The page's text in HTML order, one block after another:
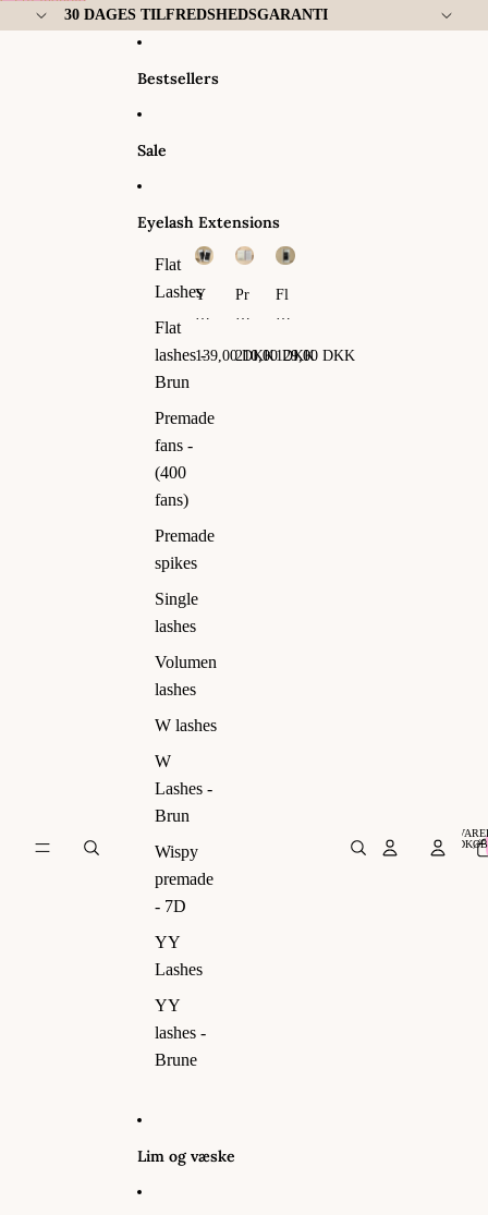
30 DAGES TILFREDSHEDSGARANTI
Bestsellers
Sale
Eyelash Extensions
Flat
Lashes
Flat
lashes -
Brun
Premade
fans -
(400
fans)
Premade
spikes
Single
lashes
Volumen
lashes
W lashes
W
Lashes -
Brun
Wispy
premade
- 7D
YY
Lashes
YY
lashes -
Brune
Y
sh
139,00 DKK
Pr
e
210,00 DKK
Fl
sh
129,00 DKK
Lim og væske